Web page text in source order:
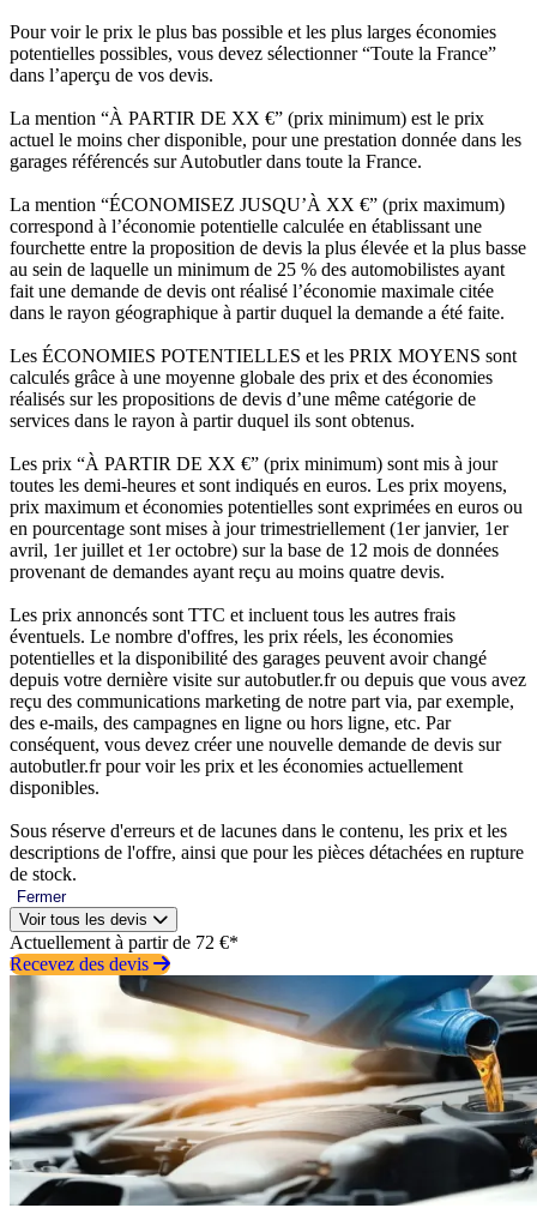
Pour voir le prix le plus bas possible et les plus larges économies
potentielles possibles, vous devez sélectionner “Toute la France”
dans l’aperçu de vos devis.
La mention “À PARTIR DE XX €” (prix minimum) est le prix
actuel le moins cher disponible, pour une prestation donnée dans les
garages référencés sur Autobutler dans toute la France.
La mention “ÉCONOMISEZ JUSQU’À XX €” (prix maximum)
correspond à l’économie potentielle calculée en établissant une
fourchette entre la proposition de devis la plus élevée et la plus basse
au sein de laquelle un minimum de 25 % des automobilistes ayant
fait une demande de devis ont réalisé l’économie maximale citée
dans le rayon géographique à partir duquel la demande a été faite.
Les ÉCONOMIES POTENTIELLES et les PRIX MOYENS sont
calculés grâce à une moyenne globale des prix et des économies
réalisés sur les propositions de devis d’une même catégorie de
services dans le rayon à partir duquel ils sont obtenus.
Les prix “À PARTIR DE XX €” (prix minimum) sont mis à jour
toutes les demi-heures et sont indiqués en euros. Les prix moyens,
prix maximum et économies potentielles sont exprimées en euros ou
en pourcentage sont mises à jour trimestriellement (1er janvier, 1er
avril, 1er juillet et 1er octobre) sur la base de 12 mois de données
provenant de demandes ayant reçu au moins quatre devis.
Les prix annoncés sont TTC et incluent tous les autres frais
éventuels. Le nombre d'offres, les prix réels, les économies
potentielles et la disponibilité des garages peuvent avoir changé
depuis votre dernière visite sur autobutler.fr ou depuis que vous avez
reçu des communications marketing de notre part via, par exemple,
des e-mails, des campagnes en ligne ou hors ligne, etc. Par
conséquent, vous devez créer une nouvelle demande de devis sur
autobutler.fr pour voir les prix et les économies actuellement
disponibles.
Sous réserve d'erreurs et de lacunes dans le contenu, les prix et les
descriptions de l'offre, ainsi que pour les pièces détachées en rupture
de stock.
Fermer
Voir tous les devis
Actuellement à partir de 72 €*
Recevez des devis